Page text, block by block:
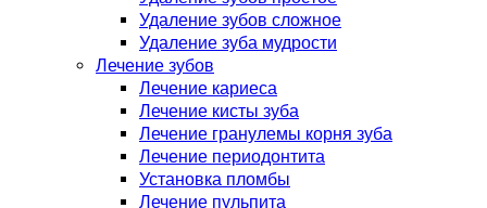
Удаление зубов сложное
Удаление зуба мудрости
Лечение зубов
Лечение кариеса
Лечение кисты зуба
Лечение гранулемы корня зуба
Лечение периодонтита
Установка пломбы
Лечение пульпита